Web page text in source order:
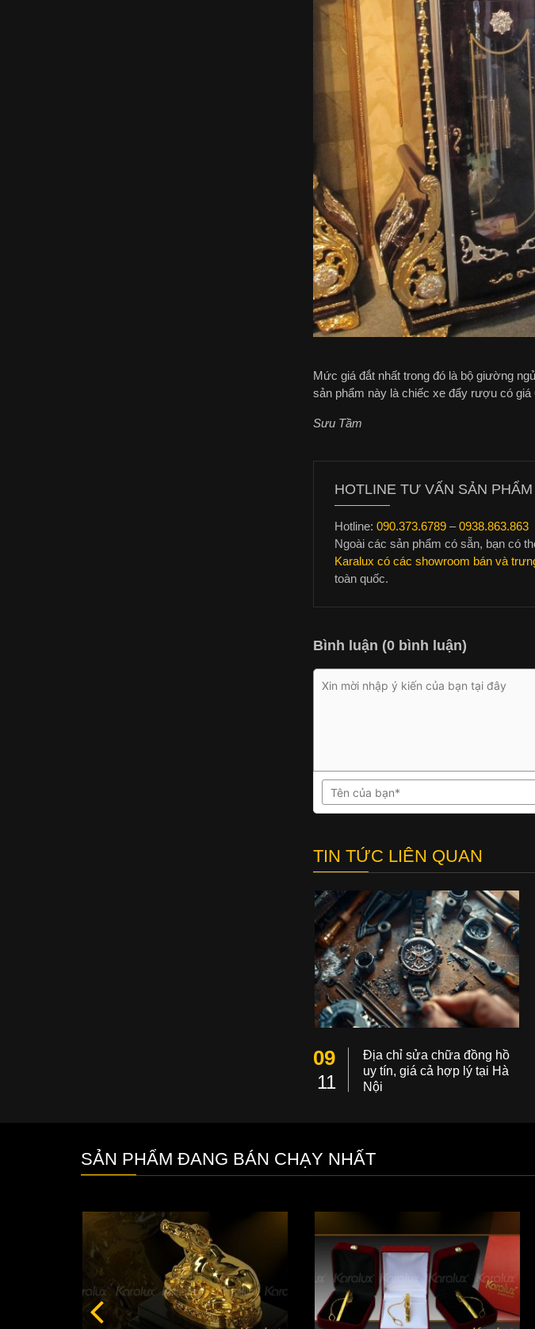
Mức giá đắt nhất trong đó là bộ giường
sản phẩm này là chiếc xe đẩy rượu có giá
Sưu Tầm
HOTLINE TƯ VẤN SẢN
Hotline: 090.373.6789–0938.863.863
Ngoài các sản phẩm có sẵn, bạn có
Karalux có các showroom bán và
toàn quốc.
Bình luận (0 bình luận)
TIN TỨC LIÊN QUAN
09
11
Địa chỉ sửa chữa đồng hồ
uy tín, giá cả hợp lý tại Hà
Nội
SẢN PHẨM ĐANG BÁN CHẠY NHẤT